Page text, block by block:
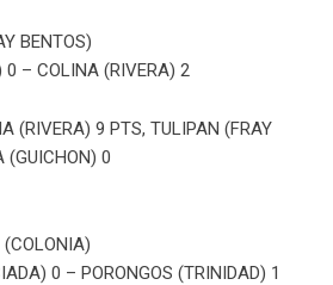
BENTOS)
0 – COLINA (RIVERA) 2
(RIVERA) 9 PTS, TULIPAN (FRAY
(GUICHON) 0
0 – PORONGOS (TRINIDAD) 1